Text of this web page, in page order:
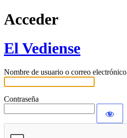
Acceder
El Vediense
Nombre de usuario o correo electrónico
Contraseña